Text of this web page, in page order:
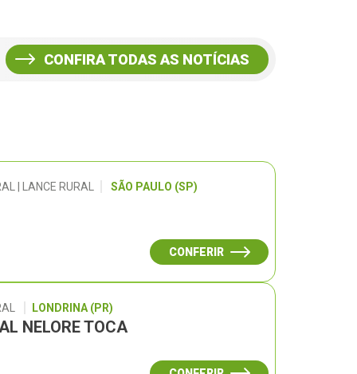
CONFIRA TODAS AS NOTÍCIAS
| LANCE RURAL SÃO PAULO (SP)
CONFERIR
LONDRINA (PR)
NELORE TOCA